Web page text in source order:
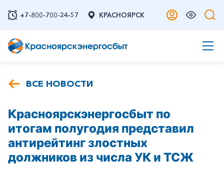
+7-800-700-24-57 КРАСНОЯРСК
ВСЕ НОВОСТИ
Красноярскэнергосбыт по
итогам полугодия представил
антирейтинг злостных
должников из числа УК и ТСЖ